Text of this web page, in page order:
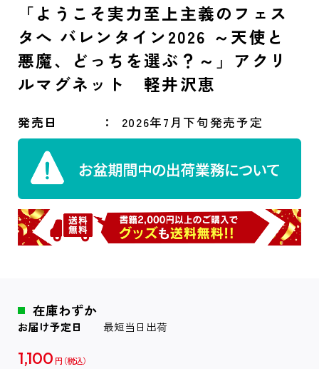
「ようこそ実力至上主義のフェス
タへ バレンタイン2026 ～天使と
悪魔、どっちを選ぶ？～」アクリ
ルマグネット 軽井沢恵
発売日 2026年7月下旬発売予定
在庫わずか
お届け予定日 最短当日出荷
1,100 円